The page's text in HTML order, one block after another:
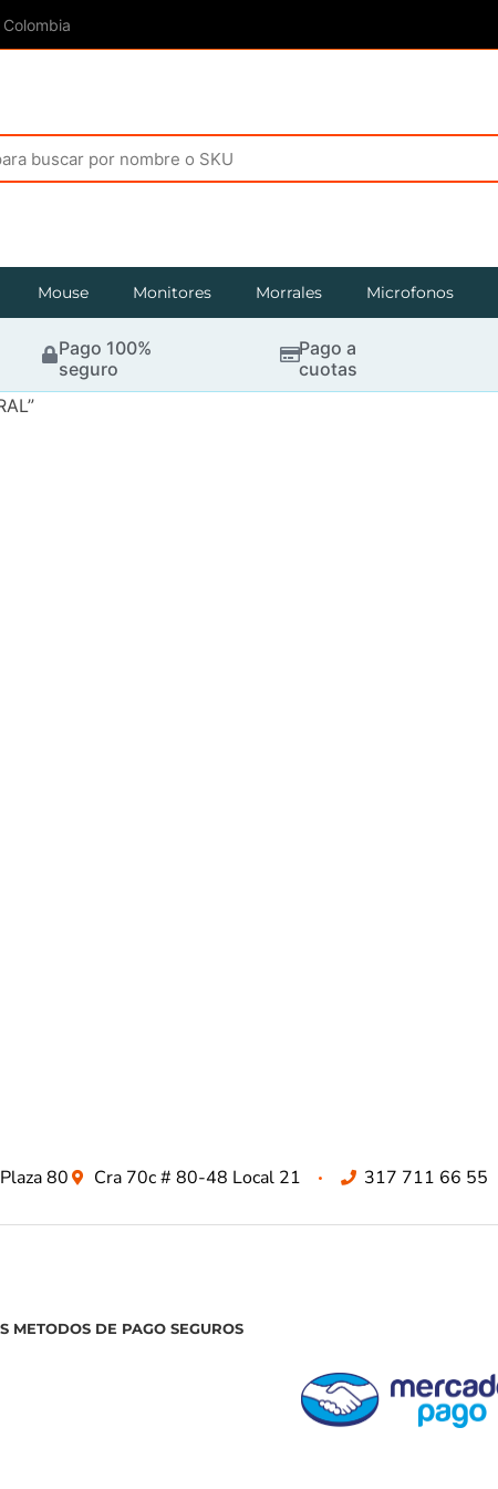
Mouse Monitores Morrales Microfonos
Pago 100%
seguro
Pago a
cuotas
80 Cra 70c # 80-48 Local 21 317 711 66 55
METODOS DE PAGO SEGUROS